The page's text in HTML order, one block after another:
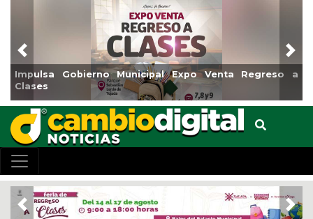
Gobierno Municipal Expo Venta Regreso a
Previous
Previous